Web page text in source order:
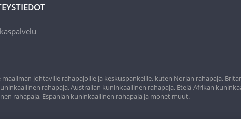
johtaville rahapajoille ja keskuspankeille, kuten Norjan rahapaja,
rahapaja, Australian kuninkaallinen rahapaja, Etelä-Afrikan
rahapaja, Espanjan kuninkaallinen rahapaja ja monet muut.